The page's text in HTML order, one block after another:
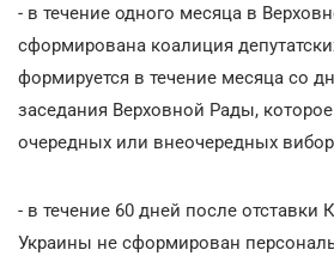
- в течение одного месяца в
сформирована коалиция
формируется в течение месяца со
заседания Верховной Рады,
очередных или внеочередных
- в течение 60 дней после отставки
Украины не сформирован